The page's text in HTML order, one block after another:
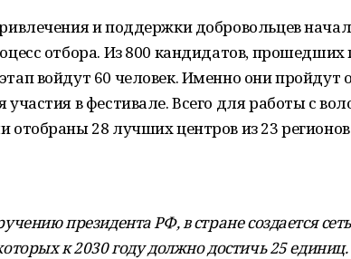
и поддержки добровольцев
отбора. Из 800 кандидатов, прошедших
войдут 60 человек. Именно они пройдут
в фестивале. Всего для работы с
отобраны 28 лучших центров из 23 регионов
президента РФ, в стране создается
к 2030 году должно достичь 25